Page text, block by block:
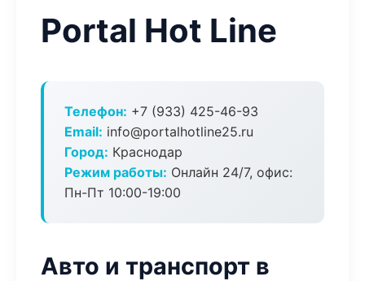
Portal Hot Line
Телефон: +7 (933) 425-46-93
Email: info@portalhotline25.ru
Город: Краснодар
Режим работы: Онлайн 24/7, офис:
Пн-Пт 10:00-19:00
Авто и транспорт в